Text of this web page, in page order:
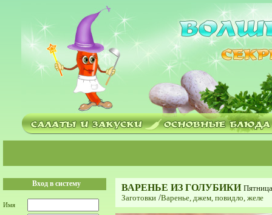
Вход в систему
Имя
ВАРЕНЬЕ ИЗ ГОЛУБИКИ
Заготовки /Варенье, джем, повидло, желе